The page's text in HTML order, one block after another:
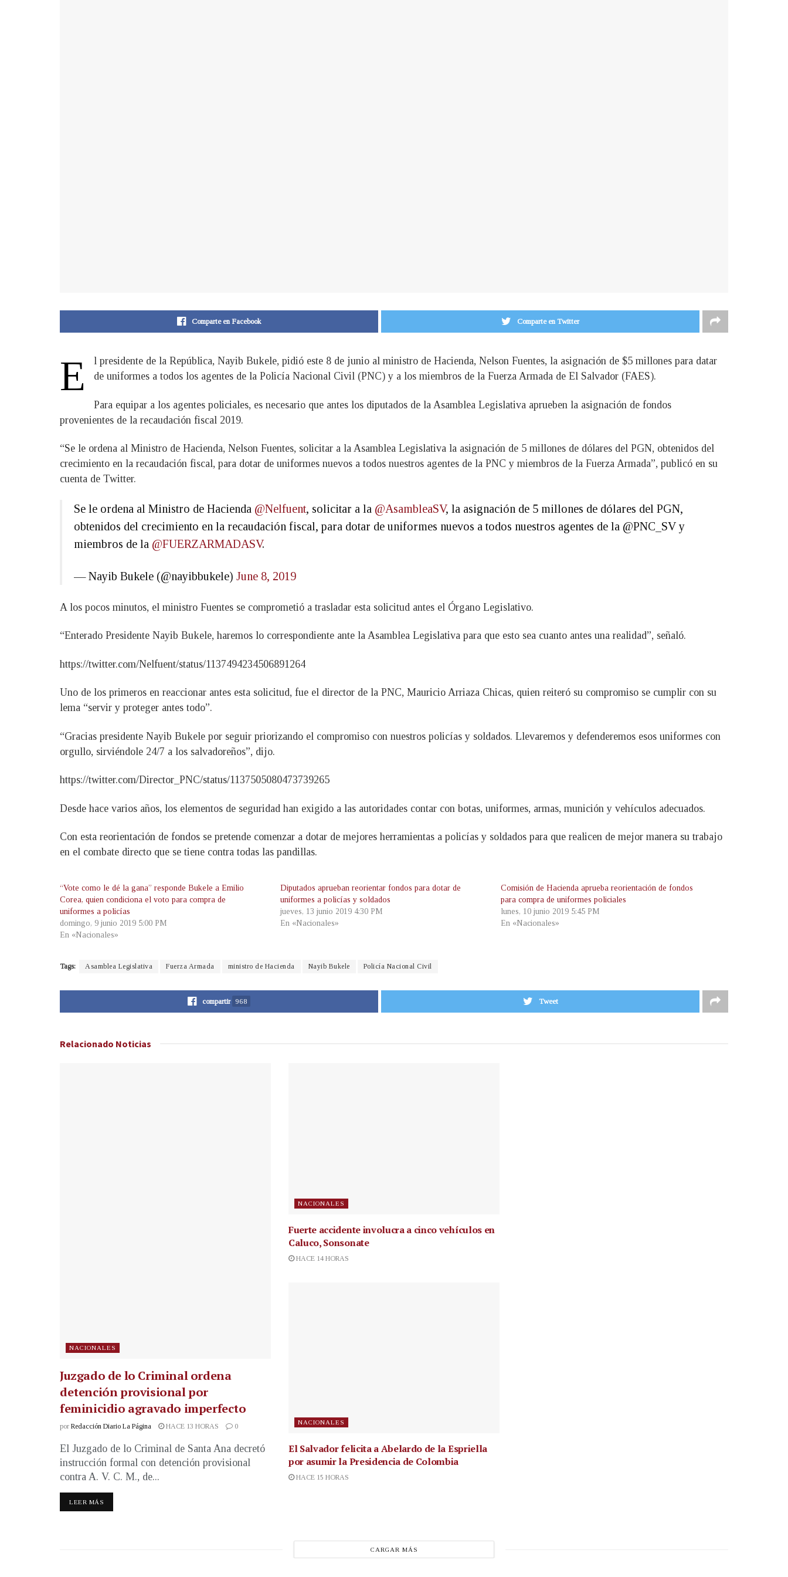
Comparte en Facebook Comparte en Twitter
E
l presidente de la República, Nayib Bukele, pidió este 8 de junio al ministro de Hacienda, Nelson Fuentes, la asignación de $5 millones para datar
de uniformes a todos los agentes de la Policía Nacional Civil (PNC) y a los miembros de la Fuerza Armada de El Salvador (FAES).
Para equipar a los agentes policiales, es necesario que antes los diputados de la Asamblea Legislativa aprueben la asignación de fondos
provenientes de la recaudación fiscal 2019.
“Se le ordena al Ministro de Hacienda, Nelson Fuentes, solicitar a la Asamblea Legislativa la asignación de 5 millones de dólares del PGN, obtenidos del
crecimiento en la recaudación fiscal, para dotar de uniformes nuevos a todos nuestros agentes de la PNC y miembros de la Fuerza Armada”, publicó en su
cuenta de Twitter.
Se le ordena al Ministro de Hacienda @Nelfuent, solicitar a la @AsambleaSV, la asignación de 5 millones de dólares del PGN,
obtenidos del crecimiento en la recaudación fiscal, para dotar de uniformes nuevos a todos nuestros agentes de la @PNC_SV y
miembros de la @FUERZARMADASV.
— Nayib Bukele (@nayibbukele) June 8, 2019
A los pocos minutos, el ministro Fuentes se comprometió a trasladar esta solicitud antes el Órgano Legislativo.
“Enterado Presidente Nayib Bukele, haremos lo correspondiente ante la Asamblea Legislativa para que esto sea cuanto antes una realidad”, señaló.
https://twitter.com/Nelfuent/status/1137494234506891264
Uno de los primeros en reaccionar antes esta solicitud, fue el director de la PNC, Mauricio Arriaza Chicas, quien reiteró su compromiso se cumplir con su
lema “servir y proteger antes todo”.
“Gracias presidente Nayib Bukele por seguir priorizando el compromiso con nuestros policías y soldados. Llevaremos y defenderemos esos uniformes con
orgullo, sirviéndole 24/7 a los salvadoreños”, dijo.
https://twitter.com/Director_PNC/status/1137505080473739265
Desde hace varios años, los elementos de seguridad han exigido a las autoridades contar con botas, uniformes, armas, munición y vehículos adecuados.
Con esta reorientación de fondos se pretende comenzar a dotar de mejores herramientas a policías y soldados para que realicen de mejor manera su trabajo
en el combate directo que se tiene contra todas las pandillas.
“Vote como le dé la gana” responde Bukele a Emilio
Corea, quien condiciona el voto para compra de
uniformes a policías
domingo, 9 junio 2019 5:00 PM
En «Nacionales»
Diputados aprueban reorientar fondos para dotar de
uniformes a policías y soldados
jueves, 13 junio 2019 4:30 PM
En «Nacionales»
Comisión de Hacienda aprueba reorientación de fondos
para compra de uniformes policiales
lunes, 10 junio 2019 5:45 PM
En «Nacionales»
Tags: Asamblea Legislativa Fuerza Armada ministro de Hacienda Nayib Bukele Policía Nacional Civil
compartir 968 Tweet
Relacionado Noticias
NACIONALES
Juzgado de lo Criminal ordena
detención provisional por
feminicidio agravado imperfecto
por Redacción Diario La Página HACE 13 HORAS 0
El Juzgado de lo Criminal de Santa Ana decretó
instrucción formal con detención provisional
contra A. V. C. M., de...
LEER MÁS
NACIONALES
Fuerte accidente involucra a cinco vehículos en
Caluco, Sonsonate
HACE 14 HORAS
NACIONALES
El Salvador felicita a Abelardo de la Espriella
por asumir la Presidencia de Colombia
HACE 15 HORAS
CARGAR MÁS